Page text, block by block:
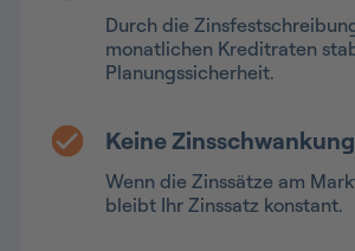
Durch die
monatlichen Kreditraten
Planungssicherheit.
Keine
Wenn die Zinssätze am
bleibt Ihr Zinssatz konstant.